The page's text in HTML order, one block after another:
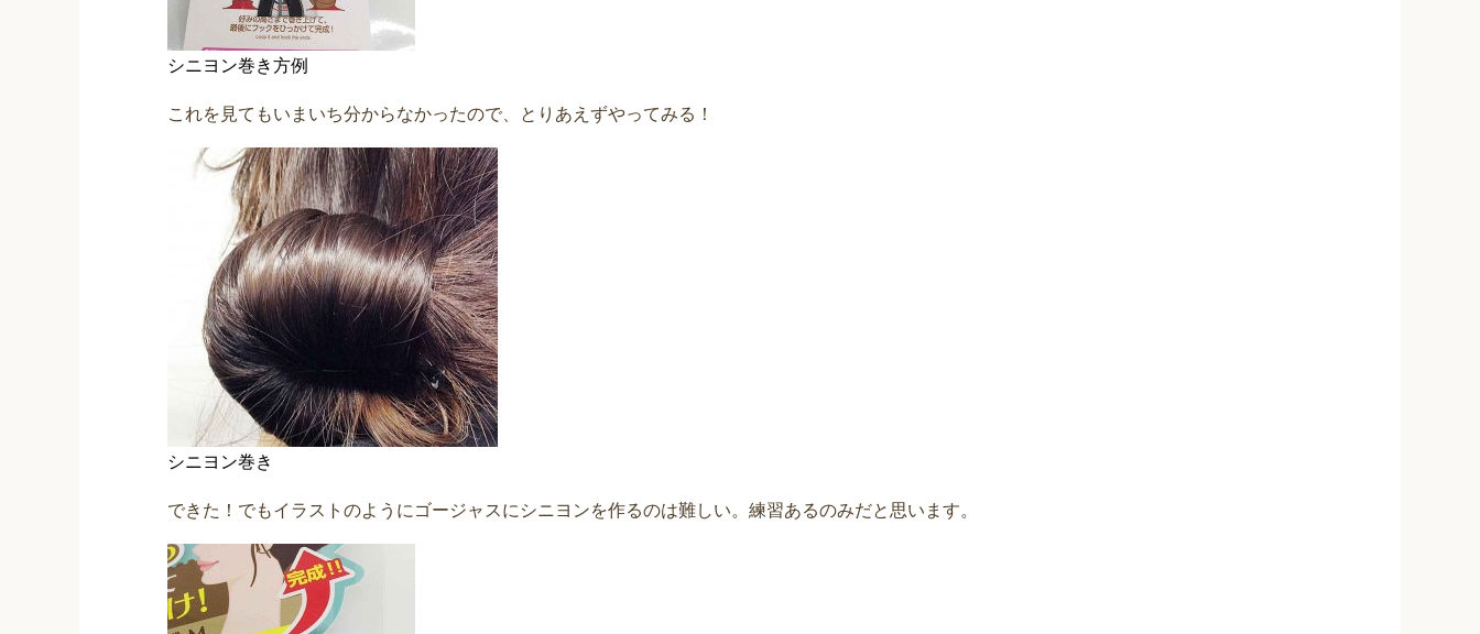
シニヨン巻き方例
これを見てもいまいち分からなかったので、とりあえずやってみる！
シニヨン巻き
できた！でもイラストのようにゴージャスにシニヨンを作るのは難しい。練習あるのみだと思います。